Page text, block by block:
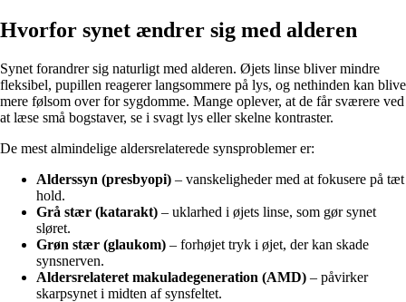
Hvorfor synet ændrer sig med alderen
Synet forandrer sig naturligt med alderen. Øjets linse bliver mindre
fleksibel, pupillen reagerer langsommere på lys, og nethinden kan blive
mere følsom over for sygdomme. Mange oplever, at de får sværere ved
at læse små bogstaver, se i svagt lys eller skelne kontraster.
De mest almindelige aldersrelaterede synsproblemer er:
Alderssyn (presbyopi) – vanskeligheder med at fokusere på tæt
hold.
Grå stær (katarakt) – uklarhed i øjets linse, som gør synet
sløret.
Grøn stær (glaukom) – forhøjet tryk i øjet, der kan skade
synsnerven.
Aldersrelateret makuladegeneration (AMD) – påvirker
skarpsynet i midten af synsfeltet.